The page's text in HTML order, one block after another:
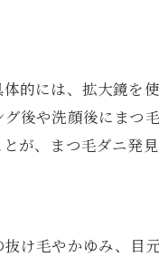
クと併用するまつ
対策として清潔習慣
を増やさない洗顔や
防ぐ生活習慣の基礎
ンジングでまつ毛ダ
的には、拡大鏡
後や洗顔後にま
が、まつ毛ダニ発見
け毛やかゆみ、